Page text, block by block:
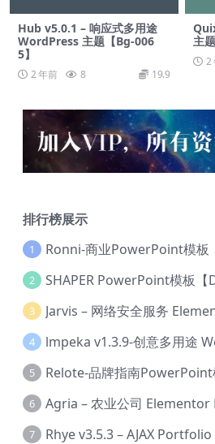
Hub v5.0.1 – 响应式多用途
WordPress 主题【Bg-006
5】
2 年前 8 19.9
主
2
排行榜展示
1 Ronni-商业PowerPoint模板
2 SHAPER PowerPoint模板【
3
4
5 Relote-品牌指南PowerPoint
6
7